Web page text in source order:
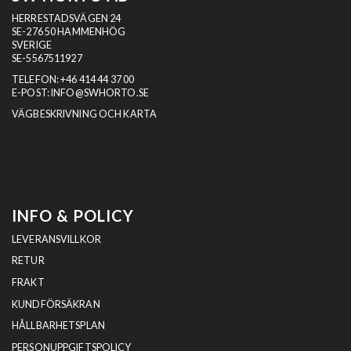
HERRESTADSVÄGEN 24
SE-276 50 HAMMENHÖG
SVERIGE
SE-5567511927
TELEFON:+46 414 44 37 00
E-POST: INFO@SWHORTO.SE
VÄGBESKRIVNING OCH KARTA
INFO & POLICY
LEVERANSVILLKOR
RETUR
FRAKT
KUNDFÖRSÄKRAN
HÅLLBARHETSPLAN
PERSONUPPGIFTSPOLICY